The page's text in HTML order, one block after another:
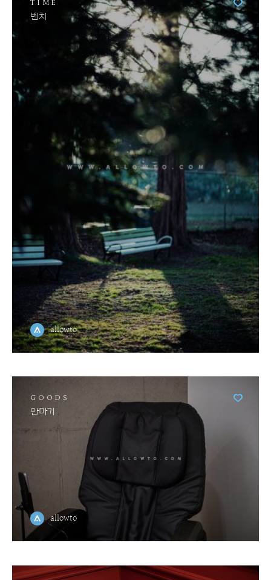
TIME
벤치
allowto
GOODS
안마기
allowto